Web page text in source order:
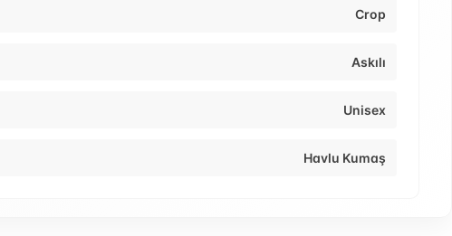
Crop
Askılı
Unisex
Havlu Kumaş